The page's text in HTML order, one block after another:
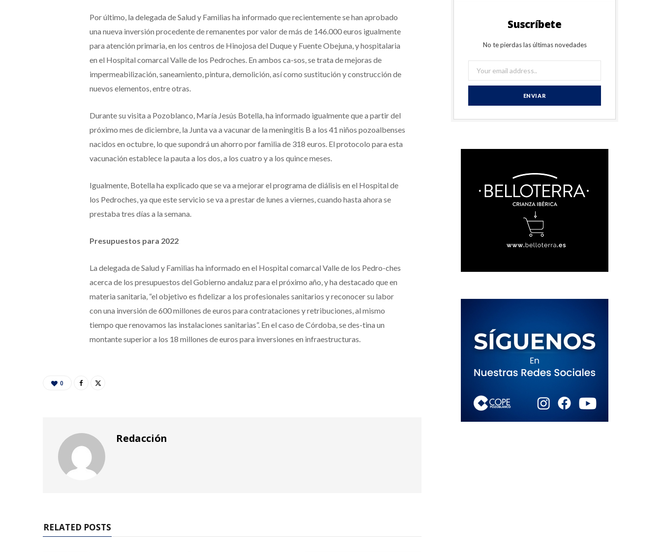
Por último, la delegada de Salud y Familias ha informado que recientemente se han aprobado
una nueva inversión procedente de remanentes por valor de más de 146.000 euros igualmente
para atención primaria, en los centros de Hinojosa del Duque y Fuente Obejuna, y hospitalaria
en el Hospital comarcal Valle de los Pedroches. En ambos ca-sos, se trata de mejoras de
impermeabilización, saneamiento, pintura, demolición, así como sustitución y construcción de
nuevos elementos, entre otras.
Durante su visita a Pozoblanco, María Jesús Botella, ha informado igualmente que a partir del
próximo mes de diciembre, la Junta va a vacunar de la meningitis B a los 41 niños pozoalbenses
nacidos en octubre, lo que supondrá un ahorro por familia de 318 euros. El protocolo para esta
vacunación establece la pauta a los dos, a los cuatro y a los quince meses.
Igualmente, Botella ha explicado que se va a mejorar el programa de diálisis en el Hospital de
los Pedroches, ya que este servicio se va a prestar de lunes a viernes, cuando hasta ahora se
prestaba tres días a la semana.
Presupuestos para 2022
La delegada de Salud y Familias ha informado en el Hospital comarcal Valle de los Pedro-ches
acerca de los presupuestos del Gobierno andaluz para el próximo año, y ha destacado que en
materia sanitaria, “el objetivo es fidelizar a los profesionales sanitarios y reconocer su labor
con una inversión de 600 millones de euros para contrataciones y retribuciones, al mismo
tiempo que renovamos las instalaciones sanitarias”. En el caso de Córdoba, se des-tina un
montante superior a los 18 millones de euros para inversiones en infraestructuras.
0
Redacción
RELATED POSTS
Suscríbete
No te pierdas las últimas novedades